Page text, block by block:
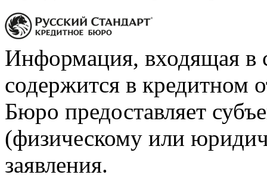
Информация, входящая в
содержится в кредитном
Бюро предоставляет
(физическому или
заявления.